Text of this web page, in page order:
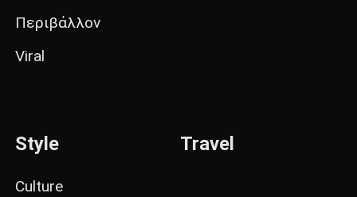
Περιβάλλον
Viral
Style
Culture
Travel